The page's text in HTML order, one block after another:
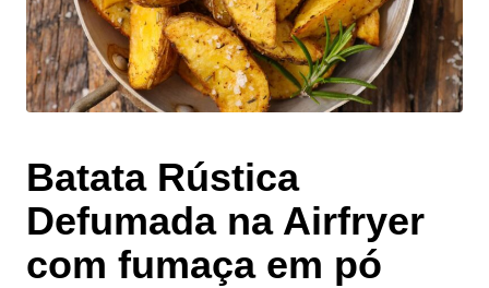
Batata Rústica
Defumada na Airfryer
com fumaça em pó